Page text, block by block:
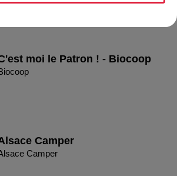
moi le Patron ! - Biocoop
Camper
Camper